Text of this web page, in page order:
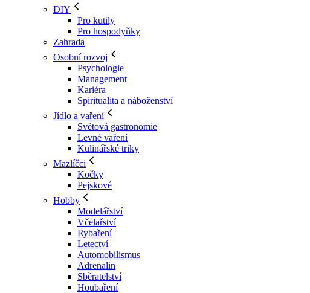
DIY
Pro kutily
Pro hospodyňky
Zahrada
Osobní rozvoj
Psychologie
Management
Kariéra
Spiritualita a náboženství
Jídlo a vaření
Světová gastronomie
Levné vaření
Kulinářské triky
Mazlíčci
Kočky
Pejskové
Hobby
Modelářství
Včelařství
Rybaření
Letectví
Automobilismus
Adrenalin
Sběratelství
Houbaření